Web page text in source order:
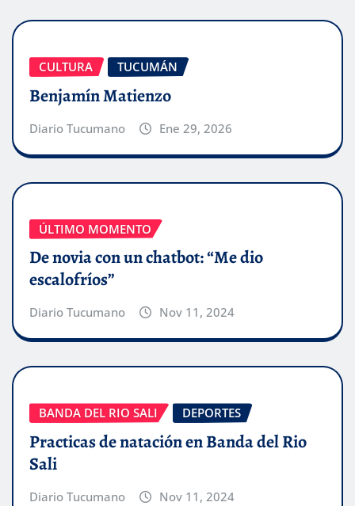
CULTURA TUCUMÁN
Benjamín Matienzo
Diario Tucumano Ene 29, 2026
ÚLTIMO MOMENTO
De novia con un chatbot: “Me dio
escalofríos”
Diario Tucumano Nov 11, 2024
BANDA DEL RIO SALI DEPORTES
Practicas de natación en Banda del Rio
Sali
Diario Tucumano Nov 11, 2024